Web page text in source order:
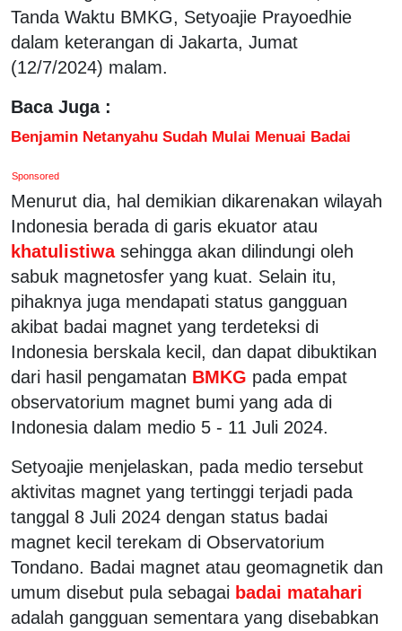
Tanda Waktu BMKG, Setyoajie Prayoedhie
dalam keterangan di Jakarta, Jumat
(12/7/2024) malam.
Baca Juga :
Benjamin Netanyahu Sudah Mulai Menuai Badai
Sponsored
Menurut dia, hal demikian dikarenakan wilayah
Indonesia berada di garis ekuator atau
khatulistiwa sehingga akan dilindungi oleh
sabuk magnetosfer yang kuat. Selain itu,
pihaknya juga mendapati status gangguan
akibat badai magnet yang terdeteksi di
Indonesia berskala kecil, dan dapat dibuktikan
dari hasil pengamatan BMKG pada empat
observatorium magnet bumi yang ada di
Indonesia dalam medio 5 - 11 Juli 2024.
Setyoajie menjelaskan, pada medio tersebut
aktivitas magnet yang tertinggi terjadi pada
tanggal 8 Juli 2024 dengan status badai
magnet kecil terekam di Observatorium
Tondano. Badai magnet atau geomagnetik dan
umum disebut pula sebagai badai matahari
adalah gangguan sementara yang disebabkan